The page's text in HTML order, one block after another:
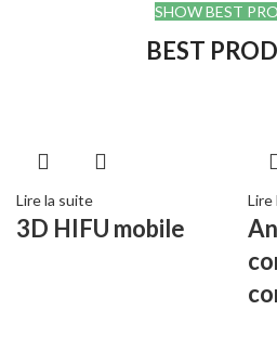
SHOW BEST
BEST
Lire la suite
3D HIFU mobile
Lire